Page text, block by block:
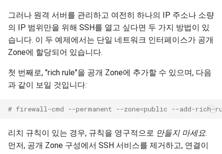
그러나 원격 서버를 관리하고 여전히 하나의 IP 주소나 소량
의 IP 범위만을 위해 SSH를 열고 싶다면 두 가지 방법이 있
습니다. 이 두 예제에서는 단일 네트워크 인터페이스가 공개
Zone에 할당되어 있습니다.
첫 번째로, "rich rule"을 공개 Zone에 추가할 수 있으며, 다음
과 같이 보일 것입니다:
# firewall-cmd --permanent --zone=public --add-rich-
리치 규칙이 있는 경우, 규칙을 영구적으로 만들지 마세요.
먼저, 공개 Zone 구성에서 SSH 서비스를 제거하고, 연결이